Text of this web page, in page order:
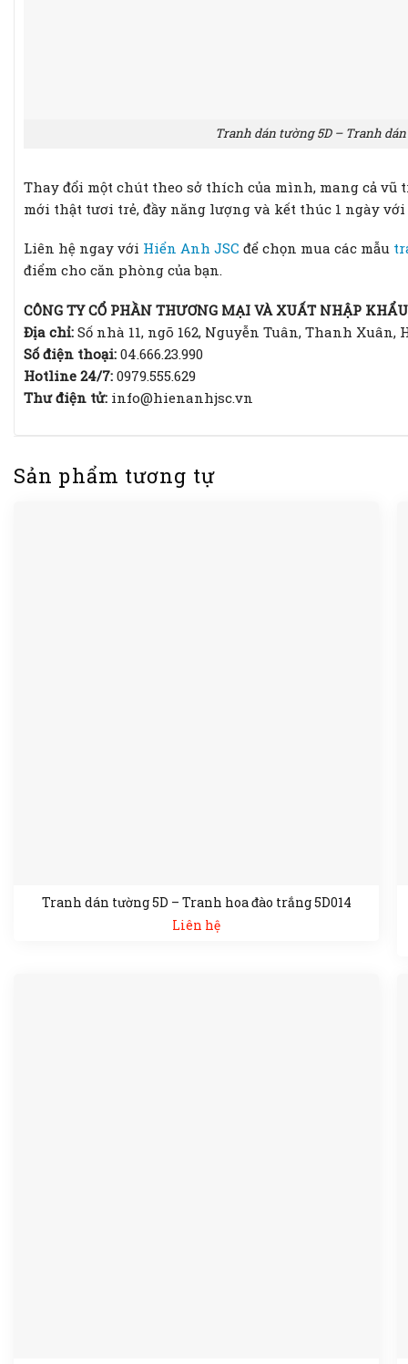
Tranh dán tường 5D – Tranh
Thay đổi một chút theo sở thích của mình, mang cả
mới thật tươi trẻ, đầy năng lượng và kết thúc 1 ngày
Liên hệ ngay với Hiển Anh JSC để chọn mua các mẫu
điểm cho căn phòng của bạn.
CÔNG TY CỔ PHẦN THƯƠNG MẠI VÀ XUẤT NHẬP
Địa chỉ: Số nhà 11, ngõ 162, Nguyễn Tuân, Thanh Xuân,
Số điện thoại: 04.666.23.990
Hotline 24/7: 0979.555.629
Thư điện tử: info@hienanhjsc.vn
Sản phẩm tương tự
Tranh dán tường 5D – Tranh hoa đào trắng 5D014
Liên hệ